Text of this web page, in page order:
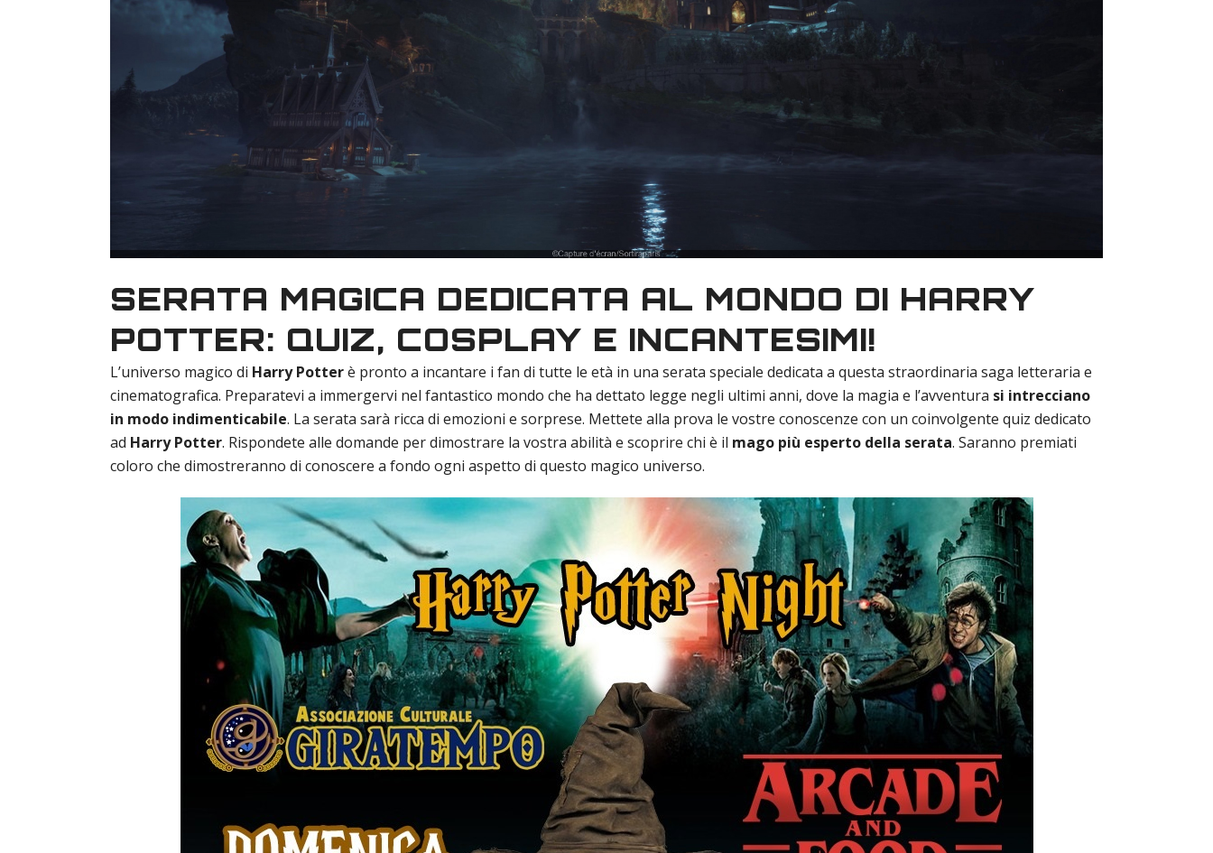
SERATA MAGICA DEDICATA AL MONDO DI HARRY
POTTER: QUIZ, COSPLAY E INCANTESIMI!
L’universo magico di Harry Potterè pronto a incantare i fan di tutte le età in una serata speciale dedicata a questa straordinaria saga letteraria e
cinematografica. Preparatevi a immergervi nel fantastico mondo che ha dettato legge negli ultimi anni, dove la magia e l’avventura si intrecciano
in modo indimenticabile. La serata sarà ricca di emozioni e sorprese. Mettete alla prova le vostre conoscenze con un coinvolgente quiz dedicato
ad Harry Potter. Rispondete alle domande per dimostrare la vostra abilità e scoprire chi è il mago più esperto della serata. Saranno premiati
coloro che dimostreranno di conoscere a fondo ogni aspetto di questo magico universo.